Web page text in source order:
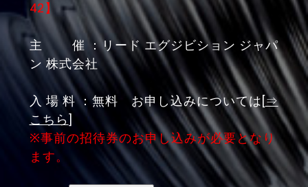
42】
主 催 ：リード エグジビション ジャパ
ン 株式会社
入 場 料 ：無料 お申し込みについては[⇒
こちら]
※事前の招待券のお申し込みが必要となり
ます。